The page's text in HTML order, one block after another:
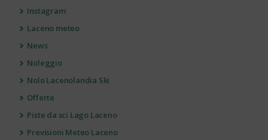
Instagram
Laceno meteo
News
Noleggio
Nolo Lacenolandia Ski
Offerte
Piste da sci Lago Laceno
Previsioni Meteo Laceno